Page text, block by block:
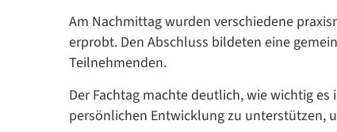
Am Nachmittag wurden verschiedene
erprobt. Den Abschluss bildeten eine
Teilnehmenden.
Der Fachtag machte deutlich, wie wichtig
persönlichen Entwicklung zu unterstützen,